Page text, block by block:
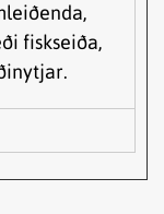
fiskseiða,